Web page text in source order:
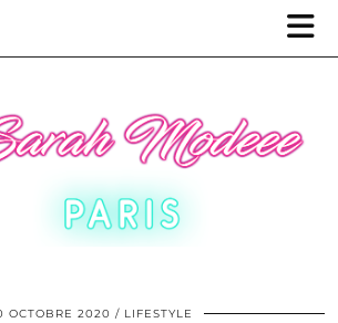
OCTOBRE 2020 LIFESTYLE